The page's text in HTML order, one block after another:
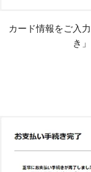
カード情報をご入
き